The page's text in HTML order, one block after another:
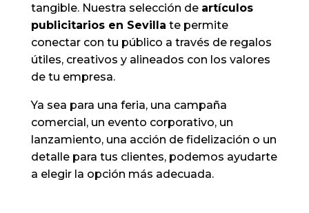
tangible. Nuestra selección de artículos
publicitarios en Sevilla te permite
conectar con tu público a través de regalos
útiles, creativos y alineados con los valores
de tu empresa.
Ya sea para una feria, una campaña
comercial, un evento corporativo, un
lanzamiento, una acción de fidelización o un
detalle para tus clientes, podemos ayudarte
a elegir la opción más adecuada.